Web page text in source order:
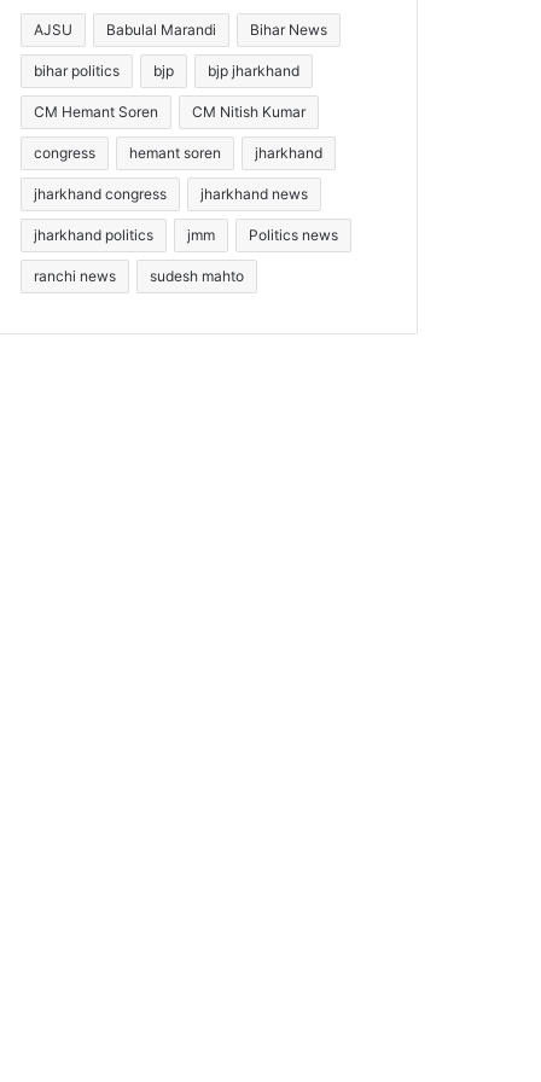
AJSU Babulal Marandi Bihar News
bihar politics bjp bjp jharkhand
CM Hemant Soren CM Nitish Kumar
congress hemant soren jharkhand
jharkhand congress jharkhand news
jharkhand politics jmm Politics news
ranchi news sudesh mahto